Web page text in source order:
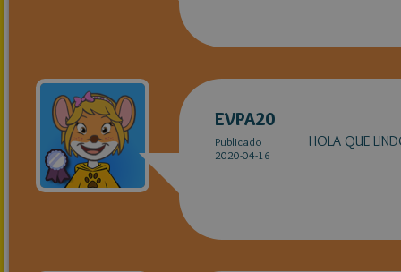
EVPA20
Publicado
2020-04-16
HOLA QUE